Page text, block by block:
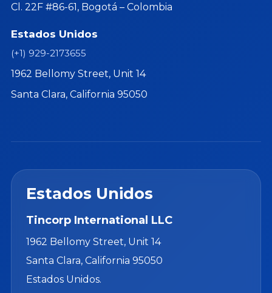
Cl. 22F #86-61, Bogotá – Colombia
Estados Unidos
(+1) 929-2173655
1962 Bellomy Street, Unit 14
Santa Clara, California 95050
Estados Unidos
Tincorp International LLC
1962 Bellomy Street, Unit 14
Santa Clara, California 95050
Estados Unidos.